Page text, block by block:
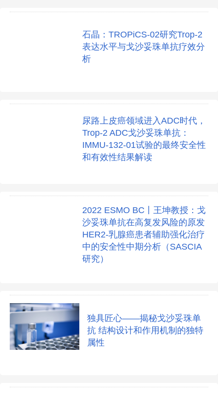
石晶：TROPiCS-02研究Trop-2
表达水平与戈沙妥珠单抗疗效分
析
尿路上皮癌领域进入ADC时代，
Trop-2 ADC戈沙妥珠单抗：
IMMU-132-01试验的最终安全性
和有效性结果解读
2022 ESMO BC丨王坤教授：戈
沙妥珠单抗在高复发风险的原发
HER2-乳腺癌患者辅助强化治疗
中的安全性中期分析（SASCIA
研究）
独具匠心——揭秘戈沙妥珠单
抗 结构设计和作用机制的独特
属性